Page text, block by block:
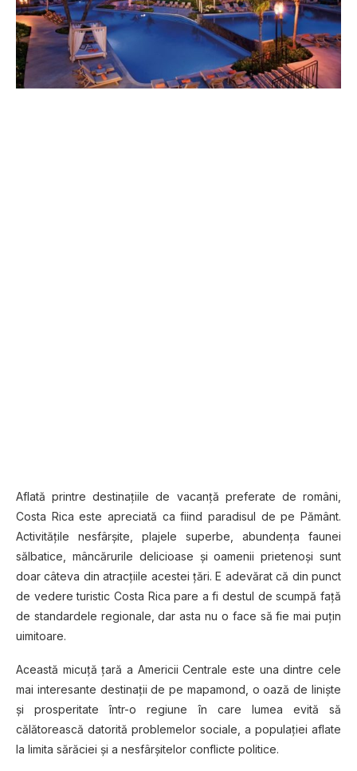
Aflată printre destinaţiile de vacanţă preferate de români,
Costa Rica este apreciată ca fiind paradisul de pe Pământ.
Activităţile nesfârşite, plajele superbe, abundenţa faunei
sălbatice, mâncărurile delicioase şi oamenii prietenoşi sunt
doar câteva din atracţiile acestei ţări. E adevărat că din punct
de vedere turistic Costa Rica pare a fi destul de scumpă faţă
de standardele regionale, dar asta nu o face să fie mai puţin
uimitoare.
Această micuţă ţară a Americii Centrale este una dintre cele
mai interesante destinaţii de pe mapamond, o oază de linişte
şi prosperitate într-o regiune în care lumea evită să
călătorească datorită problemelor sociale, a populaţiei aflate
la limita sărăciei şi a nesfârşitelor conflicte politice.